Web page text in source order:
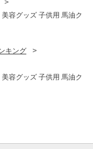
容グッズ 子供用 馬油ク
キング
容グッズ 子供用 馬油ク